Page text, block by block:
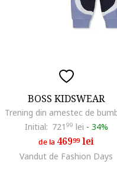
BOSS KIDSWEAR
Initial: 721 99 lei - 34%
de la 46999lei
Vandut de Fashion Days